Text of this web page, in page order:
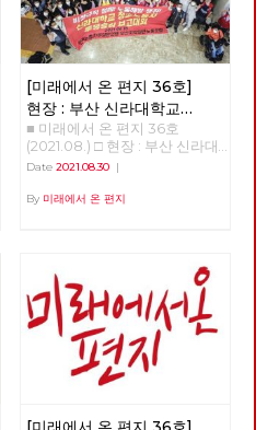
[미래에서 온 편지 36호]
현장 : 부산 신라대학교
청소노동자 투쟁 승리와
좌파의 역할(1)
■ 미래에서 온 편지 36호
(2021.08.) □ 현장 : 부산 신라대
학교 청소노동자 투쟁 승리와 좌
위원장 2014년 신라대 청소노
다. 2014년 5월 13일 79일간 이
어진 신라대 청소노동자 투쟁이
승리로 끝났다. 새천년민주당 을
지로위원회 중재로 신라대 박태
학 총장과 협약서를 작성하여 노
동자 전원 복직과 고용 보장을
보장받았다. 힘겨운 투쟁 끝에
청소노동자들이 학교로 돌아갈
되었다. 2020년 11월 김충석 총
Date 2021.08.30|
By 미래에서 온 편지